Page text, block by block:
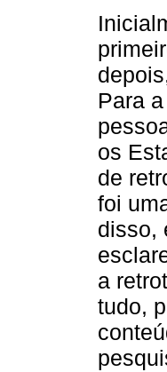
Para
os
de
foi
disso,
a
tudo,